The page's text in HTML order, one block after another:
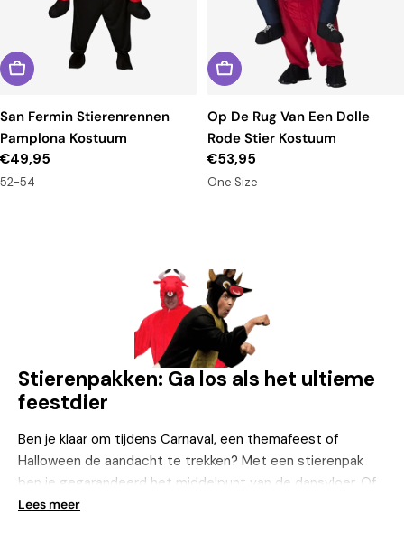
San Fermin Stierenrennen
Pamplona Kostuum
Reguliere
prijs
€49,95
52-54
Op De Rug Van Een Dolle
Rode Stier Kostuum
Reguliere
prijs
€53,95
One Size
Stierenpakken: Ga los als het ultieme
feestdier
Ben je klaar om tijdens Carnaval, een themafeest of
Halloween de aandacht te trekken? Met een stierenpak
ben je gegarandeerd het middelpunt van de dansvloer. Of
je nu gaat voor een stoere matador-look of juist als de
Lees meer